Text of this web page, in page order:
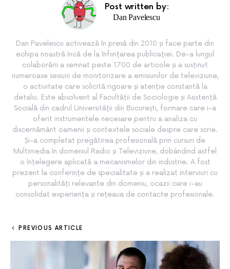
Post written by:
Dan Pavelescu
Dan Pavelescu activează în presă din 2010 și face parte din
echipa noastră încă de la înființarea publicației. De-a lungul
colaborării a semnat peste 1700 de articole și a susținut
numeroase sesiuni de monitorizare a emisiunilor de televiziune,
o activitate care solicită rigoare și atenție constantă la
detaliu. Este absolvent al Facultății de Sociologie și Asistență
Socială din cadrul Universității din București, formare care i-a
oferit instrumentele necesare pentru a analiza cu
discernământ oamenii și contextele sociale despre care scrie.
Și-a completat pregătirea profesională prin cursuri de
Multimedia în domeniul Radio și Televiziune, dobândind astfel
o înțelegere aplicată a mecanismelor din industrie. A fost
prezent la conferințe de specialitate și a realizat interviuri cu
personalități relevante din domeniu, ocazii care i-au
consolidat experiența și rețeaua de contacte profesionale.
PREVIOUS ARTICLE